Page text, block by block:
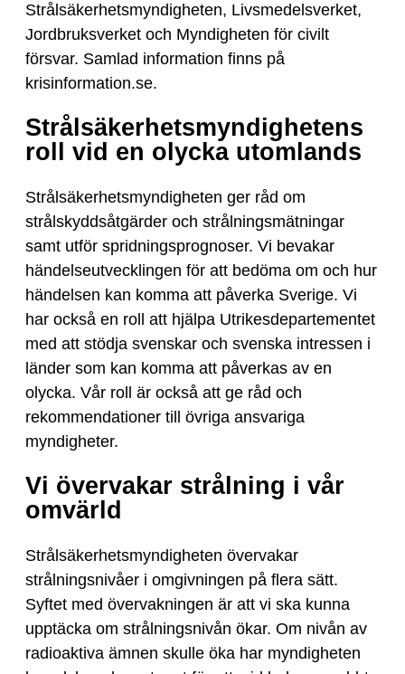
Strålsäkerhetsmyndigheten, Livsmedelsverket,
Jordbruksverket och Myndigheten för civilt
försvar. Samlad information finns på
krisinformation.se.
Strålsäkerhetsmyndighetens
roll vid en olycka utomlands
Strålsäkerhetsmyndigheten ger råd om
strålskyddsåtgärder och strålningsmätningar
samt utför spridningsprognoser. Vi bevakar
händelseutvecklingen för att bedöma om och hur
händelsen kan komma att påverka Sverige. Vi
har också en roll att hjälpa Utrikesdepartementet
med att stödja svenskar och svenska intressen i
länder som kan komma att påverkas av en
olycka. Vår roll är också att ge råd och
rekommendationer till övriga ansvariga
myndigheter.
Vi övervakar strålning i vår
omvärld
Strålsäkerhetsmyndigheten övervakar
strålningsnivåer i omgivningen på flera sätt.
Syftet med övervakningen är att vi ska kunna
upptäcka om strålningsnivån ökar. Om nivån av
radioaktiva ämnen skulle öka har myndigheten